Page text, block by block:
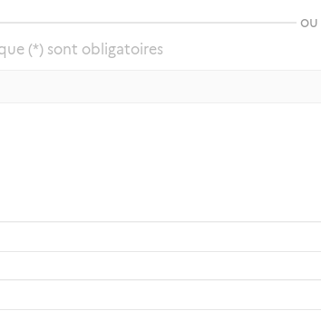
ou
(*) sont obligatoires